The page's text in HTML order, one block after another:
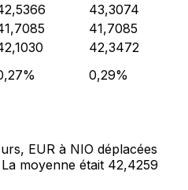
43,3074
41,7085
42,3472
0,29%
EUR à NIO déplacées
moyenne était 42,4259